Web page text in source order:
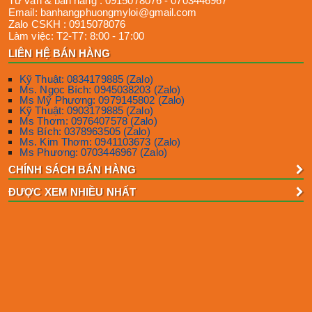
Email: banhangphuongmyloi@gmail.com
Zalo CSKH :0915078076
Làm việc: T2-T7: 8:00 - 17:00
LIÊN HỆ BÁN HÀNG
Kỹ Thuật: 0834179885 (Zalo)
Ms. Ngọc Bích: 0945038203 (Zalo)
Ms Mỹ Phương: 0979145802 (Zalo)
Kỹ Thuật: 0903179885 (Zalo)
Ms Thơm: 0976407578 (Zalo)
Ms Bích: 0378963505 (Zalo)
Ms. Kim Thơm: 0941103673 (Zalo)
Ms Phương: 0703446967 (Zalo)
CHÍNH SÁCH BÁN HÀNG
ĐƯỢC XEM NHIỀU NHẤT